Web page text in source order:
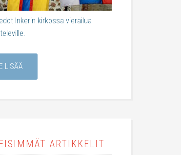
Inkerin kirkossa vierailua
LISÄÄ
ARTIKKELIT